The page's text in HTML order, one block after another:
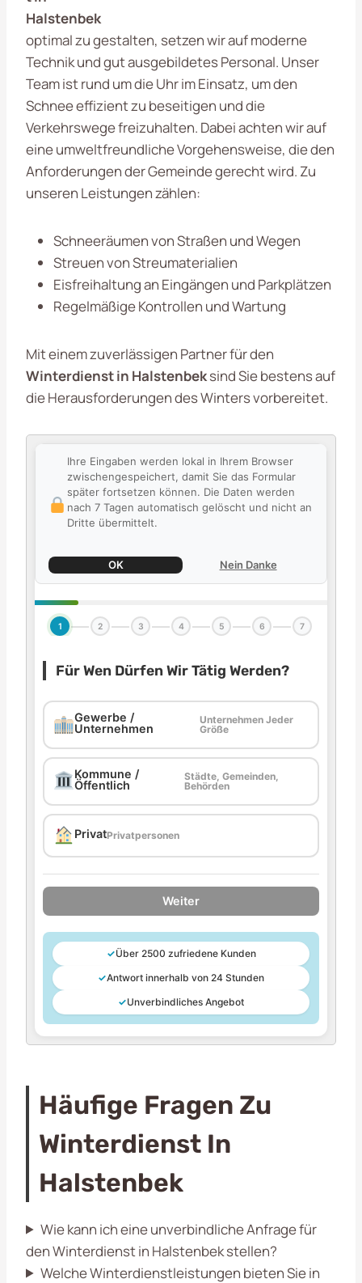
Halstenbek
optimal zu gestalten, setzen wir auf moderne
Technik und gut ausgebildetes Personal. Unser
Team ist rund um die Uhr im Einsatz, um den
Schnee effizient zu beseitigen und die
Verkehrswege freizuhalten. Dabei achten wir auf
eine umweltfreundliche Vorgehensweise, die den
Anforderungen der Gemeinde gerecht wird. Zu
unseren Leistungen zählen:
Schneeräumen von Straßen und Wegen
Streuen von Streumaterialien
Eisfreihaltung an Eingängen und Parkplätzen
Regelmäßige Kontrollen und Wartung
Mit einem zuverlässigen Partner für den
Winterdienst in Halstenbeksind Sie bestens auf
die Herausforderungen des Winters vorbereitet.
Ihre Eingaben werden lokal in Ihrem Browser
zwischengespeichert, damit Sie das Formular
später fortsetzen können. Die Daten werden
nach 7 Tagen automatisch gelöscht und nicht an
Dritte übermittelt.
OK Nein Danke
1 2 3 4 5 6 7
Für Wen Dürfen Wir Tätig Werden?
Gewerbe /
Unternehmen
Unternehmen Jeder
Größe
Kommune /
Öffentlich
Städte, Gemeinden,
Behörden
PrivatPrivatpersonen
Weiter
✓Über 2500 zufriedene Kunden
✓Antwort innerhalb von 24 Stunden
✓Unverbindliches Angebot
Häufige Fragen Zu
Winterdienst In
Halstenbek
Wie kann ich eine unverbindliche Anfrage für
den Winterdienst in Halstenbek stellen?
Welche Winterdienstleistungen bieten Sie in